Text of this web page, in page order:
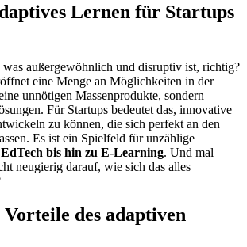
Lernen für Startups
was außergewöhnlich und disruptiv ist, richtig?
eine Menge an Möglichkeiten in der
unnötigen Massenprodukte, sondern
Für Startups bedeutet das, innovative
zu können, die sich perfekt an den
Es ist ein Spielfeld für unzählige
EdTech bis hin zu E-Learning. Und mal
neugierig darauf, wie sich das alles
Vorteile des adaptiven